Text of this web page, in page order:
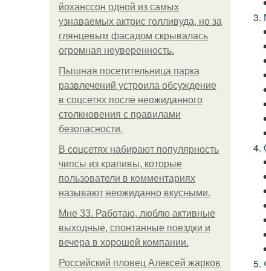
йоханссон одной из самых
узнаваемых актрис голливуда, но за
глянцевым фасадом скрывалась
огромная неуверенность.
Пышная посетительница парка
развлечений устроила обсуждение
в соцсетях после неожиданного
столкновения с правилами
безопасности.
В соцсетях набирают популярность
чипсы из крапивы, которые
пользователи в комментариях
называют неожиданно вкусными.
Мне 33. Работаю, люблю активные
выходные, спонтанные поездки и
вечера в хорошей компании.
Российский пловец Алексей жарков